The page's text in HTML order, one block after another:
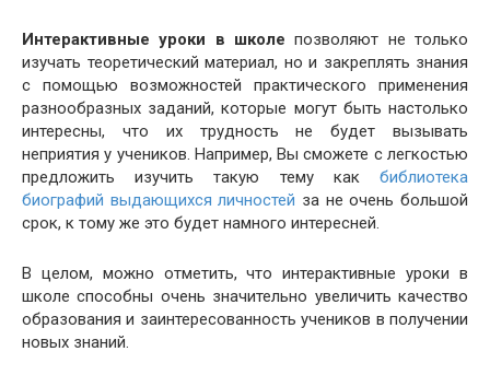
Интерактивные уроки в школе позволяют не только
изучать теоретический материал, но и закреплять знания
с помощью возможностей практического применения
разнообразных заданий, которые могут быть настолько
интересны, что их трудность не будет вызывать
неприятия у учеников. Например, Вы сможете с легкостью
предложить изучить такую тему как библиотека
биографий выдающихся личностей за не очень большой
срок, к тому же это будет намного интересней.
В целом, можно отметить, что интерактивные уроки в
школе способны очень значительно увеличить качество
образования и заинтересованность учеников в получении
новых знаний.